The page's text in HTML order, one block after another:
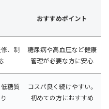
おすすめポイント
、制
糖尿病や高血圧など健康
管理が必要な方に安心
糖質
コスパ良く続けやすい。
初めての方におすすめ